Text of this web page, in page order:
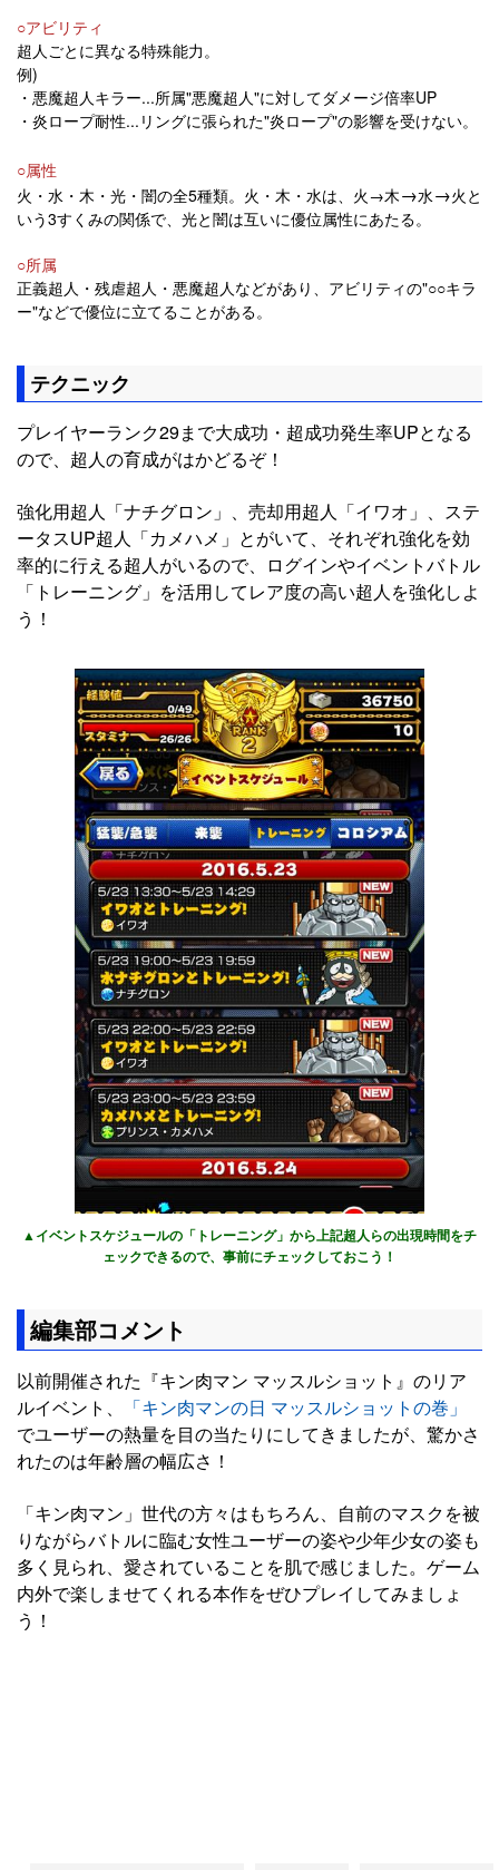
○アビリティ
超人ごとに異なる特殊能力。
例)
・悪魔超人キラー...所属"悪魔超人"に対してダメージ倍率UP
・炎ロープ耐性...リングに張られた"炎ロープ"の影響を受けない。
○属性
火・水・木・光・闇の全5種類。火・木・水は、火→木→水→火と
いう3すくみの関係で、光と闇は互いに優位属性にあたる。
○所属
正義超人・残虐超人・悪魔超人などがあり、アビリティの"○○キラ
ー"などで優位に立てることがある。
テクニック
プレイヤーランク29まで大成功・超成功発生率UPとなる
ので、超人の育成がはかどるぞ！
強化用超人「ナチグロン」、売却用超人「イワオ」、ステ
ータスUP超人「カメハメ」とがいて、それぞれ強化を効
率的に行える超人がいるので、ログインやイベントバトル
「トレーニング」を活用してレア度の高い超人を強化しよ
う！
▲イベントスケジュールの「トレーニング」から上記超人らの出現時間をチ
ェックできるので、事前にチェックしておこう！
編集部コメント
以前開催された『キン肉マン マッスルショット』のリア
ルイベント、
「キン肉マンの日 マッスルショットの巻」
でユーザーの熱量を目の当たりにしてきましたが、驚かさ
れたのは年齢層の幅広さ！
「キン肉マン」世代の方々はもちろん、自前のマスクを被
りながらバトルに臨む女性ユーザーの姿や少年少女の姿も
多く見られ、愛されていることを肌で感じました。ゲーム
内外で楽しませてくれる本作をぜひプレイしてみましょ
う！